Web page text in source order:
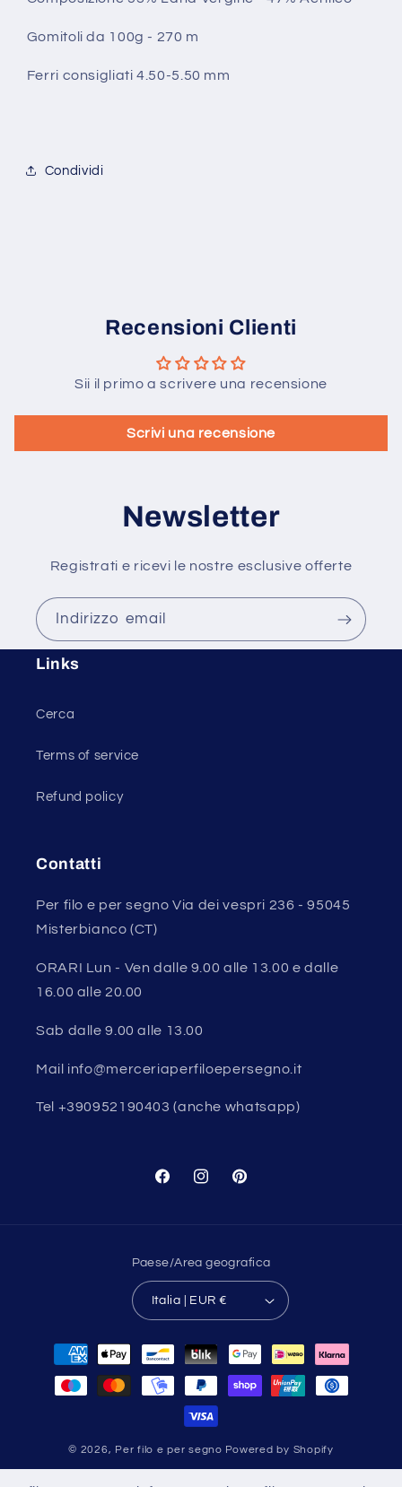
Gomitoli da 100g - 270 m
Ferri consigliati 4.50-5.50 mm
Condividi
Recensioni Clienti
Sii il primo a scrivere una recensione
Scrivi una recensione
Newsletter
Registrati e ricevi le nostre esclusive offerte
Indirizzo email
Links
Cerca
Terms of service
Refund policy
Contatti
Per filo e per segno Via dei vespri 236 - 95045
Misterbianco (CT)
ORARI Lun - Ven dalle 9.00 alle 13.00 e dalle
16.00 alle 20.00
Sab dalle 9.00 alle 13.00
Mail info@merceriaperfiloepersegno.it
Tel +390952190403 (anche whatsapp)
FacebookInstagramPinterest
Paese/Area geografica
Italia | EUR €
Metodi
pagamento
© 2026, Per filo e per segno Powered by Shopify